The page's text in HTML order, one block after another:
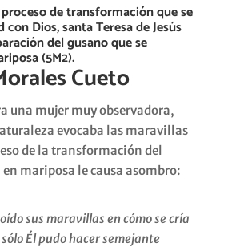
de transformación que se
Dios, santa Teresa de Jesús
del gusano que se
(5M2).
Cueto
una mujer muy observadora,
evocaba las maravillas
de la transformación del
en mariposa le causa asombro:
sus maravillas en cómo se cría
Él pudo hacer semejante